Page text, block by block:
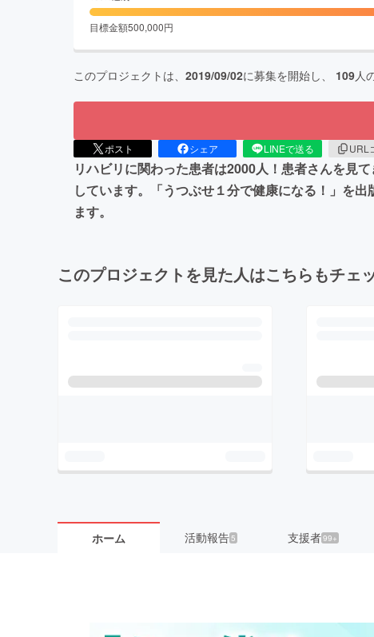
目標金額500,000円
このプロジェクトは、 2019/09/02に募集を開始し、 109人
ポスト シェア LINEで送る URL
リハビリに関わった患者は2000人！患者さんを見
しています。「うつぶせ１分で健康になる！」を
ます。
このプロジェクトを見た人はこちらもチェ
ホーム 活動報告5 支援者99+